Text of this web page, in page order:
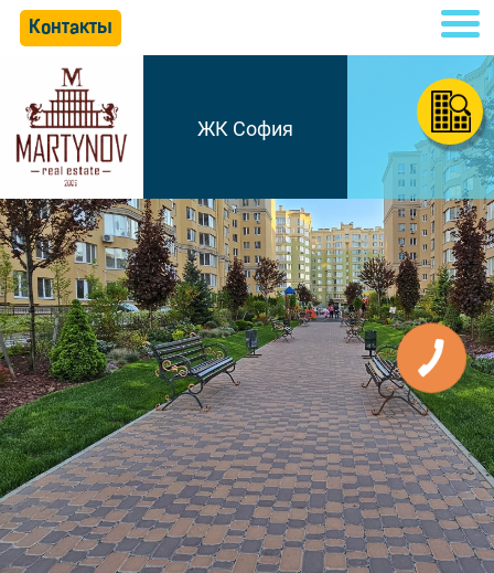
Контакты
ЖК София